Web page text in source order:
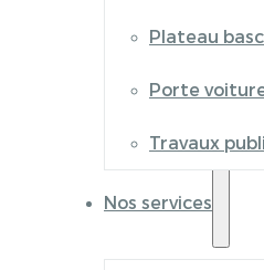
Plateau
Porte
Travaux
Nos services